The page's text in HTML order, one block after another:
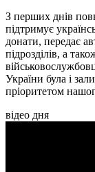
З перших днів
підтримує
донати, передає
підрозділів, а
України була і
пріоритетом
відео дня